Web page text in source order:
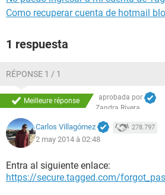
Como recuperar cuenta de hotmail
1 respuesta
RÉPONSE 1 / 1
Meilleure réponse
aprobada por
Zandra Rivera
Carlos Villagómez 278.797
2 may 2014 à 02:48
Entra al siguiente enlace:
https://secure.tagged.com/